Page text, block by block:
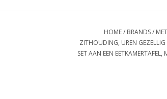
HOME/ BRANDS/
ZITHOUDING, UREN GEZELLIG
SET AAN EEN